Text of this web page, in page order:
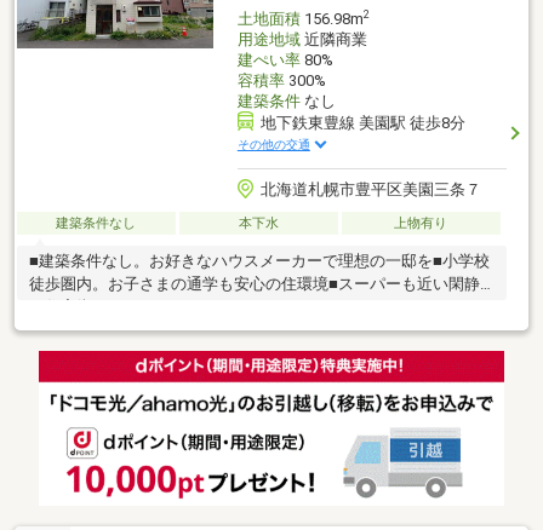
土地面積156.98m2
用途地域近隣商業
建ぺい率80%
容積率300%
建築条件なし
地下鉄東豊線 美園駅 徒歩8分
その他の交通
北海道札幌市豊平区美園三条７
建築条件なし 本下水 上物有り
■建築条件なし。お好きなハウスメーカーで理想の一邸を■小学校
徒歩圏内。お子さまの通学も安心の住環境■スーパーも近い閑静